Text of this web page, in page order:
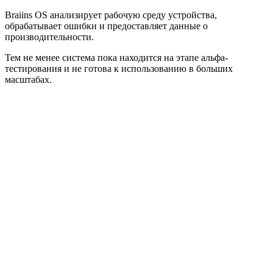
Braiins OS анализирует рабочую среду устройства,
обрабатывает ошибки и предоставляет данные о
производительности.
Тем не менее система пока находится на этапе альфа-
тестирования и не готова к использованию в больших
масштабах.